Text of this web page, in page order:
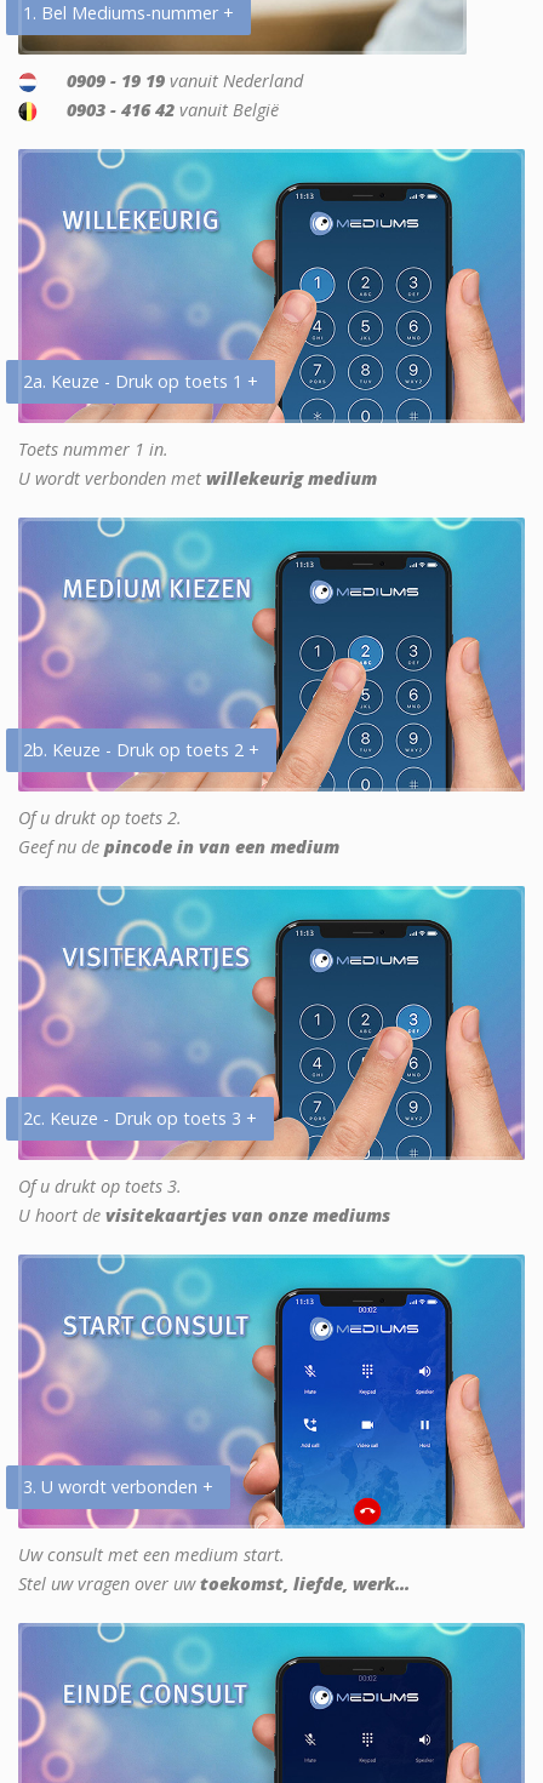
1. Bel Mediums-nummer +
0909 - 19 19 vanuit Nederland
0903 - 416 42 vanuit België
2a. Keuze - Druk op toets 1 +
Toets nummer 1 in.
U wordt verbonden met willekeurig medium
2b. Keuze - Druk op toets 2 +
Of u drukt op toets 2.
Geef nu de pincode in van een medium
2c. Keuze - Druk op toets 3 +
Of u drukt op toets 3.
U hoort de visitekaartjes van onze mediums
3. U wordt verbonden +
Uw consult met een medium start.
Stel uw vragen over uwtoekomst, liefde, werk...